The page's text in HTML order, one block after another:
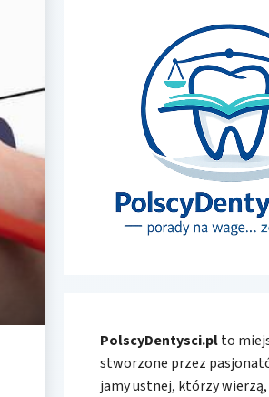
PolscyDentysci.plto
stworzone przez
jamy ustnej, którzy wierzą,